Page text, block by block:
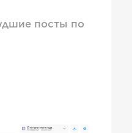
посты по